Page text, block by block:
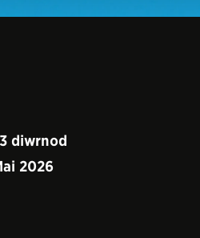
diwrnod
2026